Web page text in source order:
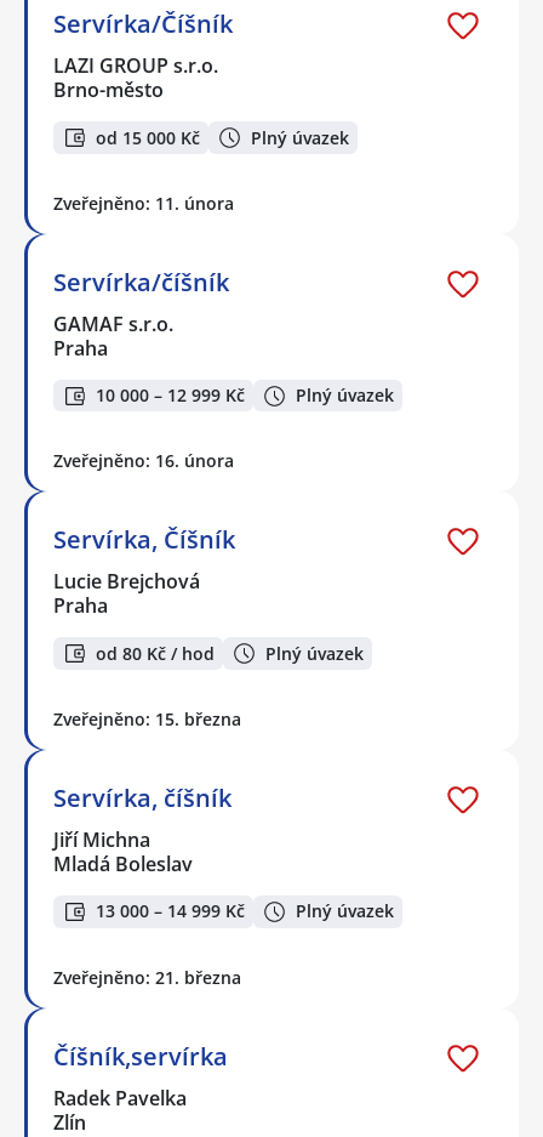
Servírka/Číšník
LAZI GROUP s.r.o.
Brno-město
od 15 000 Kč Plný úvazek
Zveřejněno: 11. února
Servírka/číšník
GAMAF s.r.o.
Praha
10 000 – 12 999 Kč Plný úvazek
Zveřejněno: 16. února
Servírka, Číšník
Lucie Brejchová
Praha
od 80 Kč / hod Plný úvazek
Zveřejněno: 15. března
Servírka, číšník
Jiří Michna
Mladá Boleslav
13 000 – 14 999 Kč Plný úvazek
Zveřejněno: 21. března
Číšník,servírka
Radek Pavelka
Zlín